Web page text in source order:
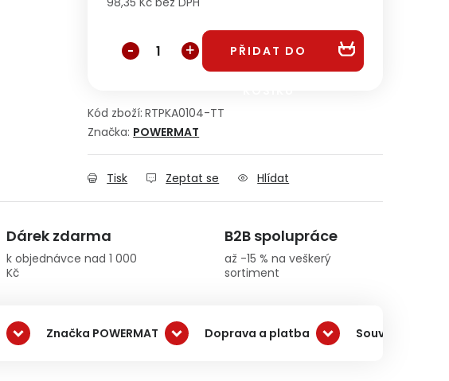
PŘIDAT DO
Kód zboží: RTPKA0104-TT
Značka: POWERMAT
Tisk Zeptat se Hlídat
Dárek zdarma
k objednávce nad 1 000
Kč
B2B spolupráce
až -15 % na veškerý
sortiment
Značka POWERMAT Doprava a platba Související